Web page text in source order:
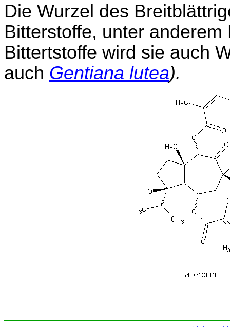
Die Wurzel des
Bitterstoffe, unter
Bittertstoffe wird sie auch
auch Gentiana lutea).